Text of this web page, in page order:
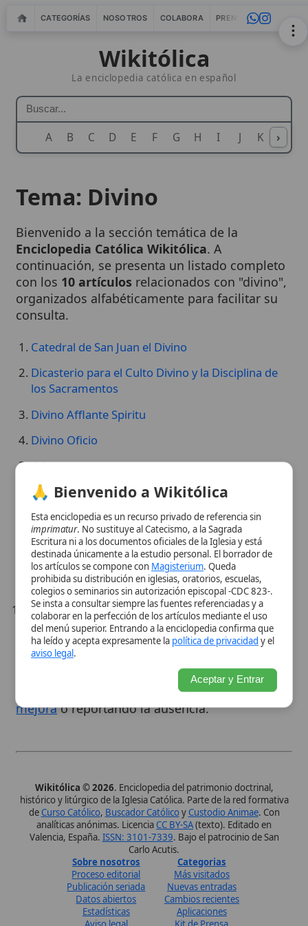
CATEGORÍAS NOSOTROS COLABORA PRENSA WEBMASTERS
Wikitólica
La enciclopedia católica en español
A B C D E F G H I J K L M
›
Enciclopedia Católica Wikitólica. A
continuación, se presenta un listado completo
con los10 artículosrelacionados con "divino",
organizados alfabéticamente para facilitar su
consulta.
Catedral de San Juan el Divino
los Sacramentos
Divino Afflante Spiritu
Oficio divino
Orden Agustiniana del Divino Amor
Orden de Salvatorianos (Sociedad del Divino
Orden de Sociedad del Verbo Divino
Orden del Verbo Divino
¿Falta algún término o has detectado un error?
Esta enciclopedia la construimos con la ayuda
de todos. Te invitamos a colaborar con la
comunidadenviándonos una sugerencia de
mejorao reportando la ausencia.
Wikitólica © 2026 . Enciclopedia del patrimonio doctrinal,
analíticas anónimas. LicenciaCC BY-SA(texto). Editado en
Sobre nosotros
Proceso editorial
Publicación seriada
Datos abiertos
Estadísticas
Aviso legal
Política de privacidad
Categorias
Más visitados
Nuevas entradas
Cambios recientes
Aplicaciones
Kit de Prensa
Widgets para tu web
✦ SÍGUENOS EN
Canal de WhatsApp
Únete · publicación regular
Perfil de Instagram
🙏 Bienvenido a Wikitólica
Escritura ni a los documentos oficiales de la Iglesia y está
destinada únicamente a la estudio personal. El borrador de
los artículos se compone conMagisterium. Queda
prohibida su distribución en iglesias, oratorios, escuelas,
colegios o seminarios sin autorización episcopal -CDC 823-.
Se insta a consultar siempre las fuentes referenciadas y a
colaborar en la perfección de los artículos mediante el uso
del menú superior. Entrando a la enciclopedia confirma que
ha leído y acepta expresamente lapolítica de privacidady el
aviso legal.
Aceptar y Entrar